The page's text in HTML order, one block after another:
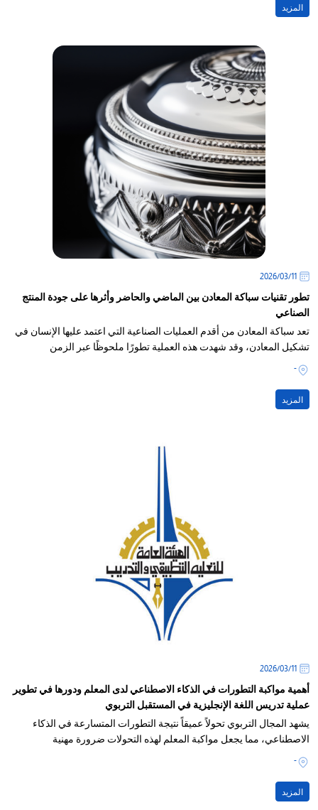
المزيد
11‏/03‏/2026
تطور تقنيات سباكة المعادن بين الماضي والحاضر وأثرها على جودة المنتج
الصناعي
تعد سباكة المعادن من أقدم العمليات الصناعية التي اعتمد عليها الإنسان في
تشكيل المعادن، وقد شهدت هذه العملية تطورًا ملحوظًا عبر الزمن
-
المزيد
11‏/03‏/2026
أهمية مواكبة التطورات في الذكاء الاصطناعي لدى المعلم ودورها في تطوير
عملية تدريس اللغة الإنجليزية في المستقبل التربوي
يشهد المجال التربوي تحولاً عميقاً نتيجة التطورات المتسارعة في الذكاء
الاصطناعي، مما يجعل مواكبة المعلم لهذه التحولات ضرورة مهنية
-
المزيد